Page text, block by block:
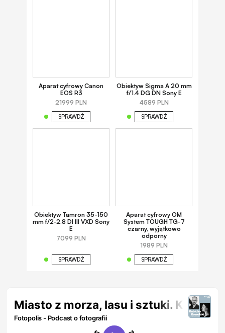
Aparat cyfrowy Canon
EOS R3
21999 PLN
SPRAWDŹ
Obiektyw Sigma A 20 mm
f/1.4 DG DN Sony E
4589 PLN
SPRAWDŹ
Obiektyw Tamron 35-150
mm f/2-2.8 DI III VXD Sony
E
7099 PLN
SPRAWDŹ
Aparat cyfrowy OM
System TOUGH TG-7
czarny, wyjątkowo
odporny
1989 PLN
SPRAWDŹ